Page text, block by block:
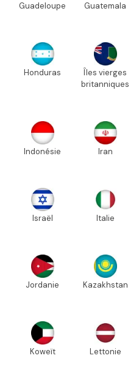
Guadeloupe Guatemala
Honduras
Îles vierges
britanniques
Indonésie Iran
Israël Italie
Jordanie Kazakhstan
Koweït Lettonie